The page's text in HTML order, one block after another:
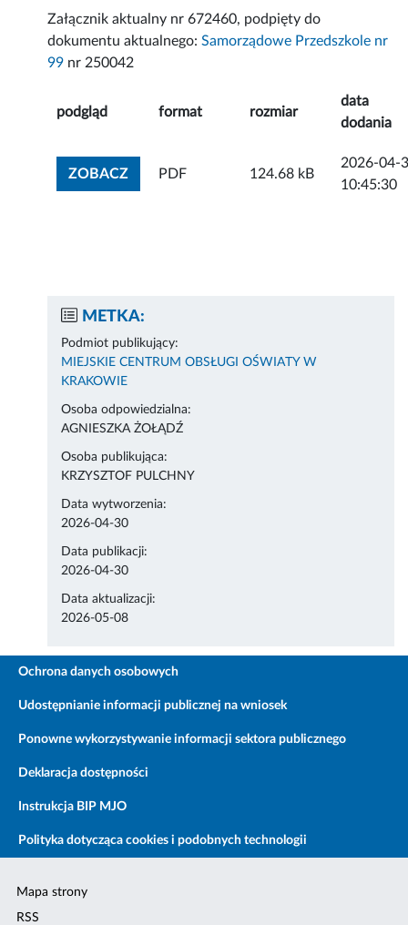
Załącznik aktualny nr 672460, podpięty do
dokumentu aktualnego:Samorządowe Przedszkole nr
99 nr 250042
podgląd format rozmiar
data
dodania
ZOBACZZOBACZ ZAŁĄCZNIK
PDF 124.68 kB
2026-04-
10:45:30
METKA:
Podmiot publikujący:
MIEJSKIE CENTRUM OBSŁUGI OŚWIATY W
KRAKOWIE
Osoba odpowiedzialna:
AGNIESZKA ŻOŁĄDŹ
Osoba publikująca:
KRZYSZTOF PULCHNY
Data wytworzenia:
2026-04-30
Data publikacji:
2026-04-30
Data aktualizacji:
2026-05-08
Ochrona danych osobowych
Udostępnianie informacji publicznej na wniosek
Ponowne wykorzystywanie informacji sektora publicznego
Deklaracja dostępności
Instrukcja BIP MJO
Polityka dotycząca cookies i podobnych technologii
Mapa strony
RSS